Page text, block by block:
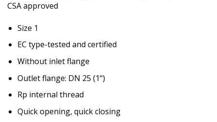
CSA approved
Size 1
EC type-tested and certified
Without inlet flange
Outlet flange: DN 25 (1“)
Rp internal thread
Quick opening, quick closing